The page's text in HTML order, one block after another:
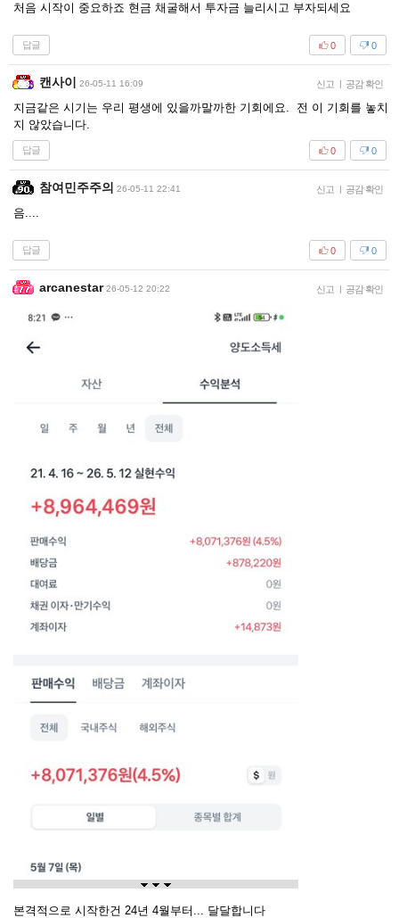
처음 시작이 중요하죠 현금 채굴해서 투자금 늘리시고 부자되세요
답글 0
0
캔사이 26-05-11 16:09 신고 | 공감 확인
지금같은 시기는 우리 평생에 있을까말까한 기회에요. 전 이 기회를 놓치
지 않았습니다.
답글 0
0
참여민주주의 26-05-11 22:41 신고 | 공감 확인
음....
답글 0
0
arcanestar 26-05-12 20:22 신고 | 공감 확인
본격적으로 시작한건 24년 4월부터... 달달합니다